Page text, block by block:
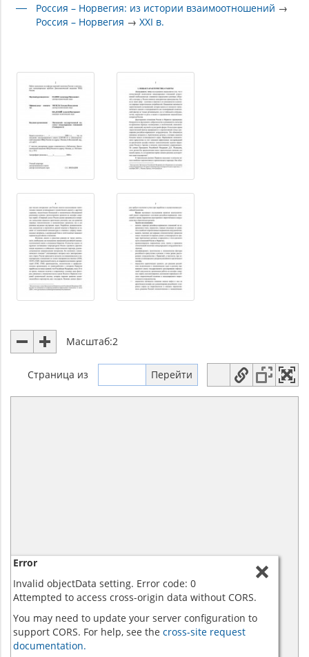
Россия – Норвегия: из истории взаимоотношений →
Россия – Норвегия →XXI в.
Масштаб:2
Страница из
Error
Invalid objectData setting. Error code: 0
Attempted to access cross-origin data without CORS.
You may need to update your server configuration to
support CORS. For help, see the cross-site request
documentation.